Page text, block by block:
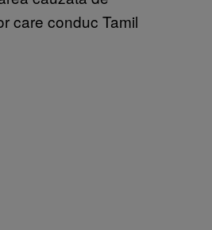
care conduc Tamil